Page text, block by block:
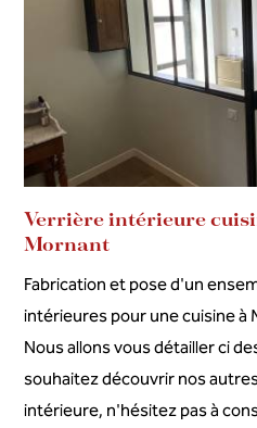
Verrière intérieure
Mornant
Fabrication et pose d'un
intérieures pour une cuisine à
Nous allons vous détailler ci
souhaitez découvrir nos
intérieure, n'hésitez pas à